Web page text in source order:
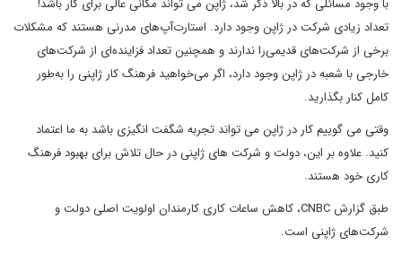
با وجود مسائلی که در بالا ذکر شد، ژاپن می تواند مکانی عالی برای کار باشد!
تعداد زیادی شرکت در ژاپن وجود دارد. استارت‌آپ‌های مدرنی هستند که مشکلات
برخی از شرکت‌های قدیمی‌را ندارند و همچنین تعداد فزاینده‌ای از شرکت‌های
خارجی با شعبه در ژاپن وجود دارد، اگر می‌خواهید فرهنگ کار ژاپنی را به‌طور
کامل کنار بگذارید.
وقتی می گوییم کار در ژاپن می تواند تجربه شگفت انگیزی باشد به ما اعتماد
کنید. علاوه بر این، دولت و شرکت های ژاپنی در حال تلاش برای بهبود فرهنگ
کاری خود هستند.
طبق گزارش CNBC، کاهش ساعات کاری کارمندان اولویت اصلی دولت و
شرکت‌های ژاپنی است.